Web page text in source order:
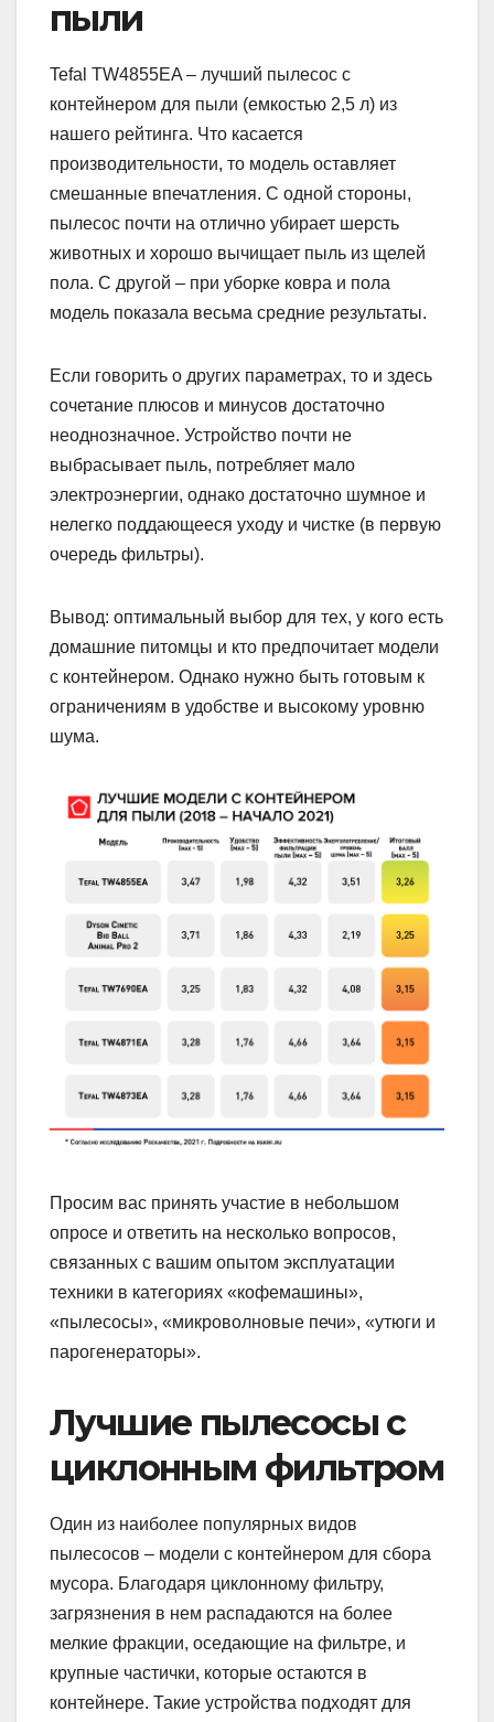
пыли
Tefal TW4855EA – лучший пылесос с
контейнером для пыли (емкостью 2,5 л) из
нашего рейтинга. Что касается
производительности, то модель оставляет
смешанные впечатления. С одной стороны,
пылесос почти на отлично убирает шерсть
животных и хорошо вычищает пыль из щелей
пола. С другой – при уборке ковра и пола
модель показала весьма средние результаты.
Если говорить о других параметрах, то и здесь
сочетание плюсов и минусов достаточно
неоднозначное. Устройство почти не
выбрасывает пыль, потребляет мало
электроэнергии, однако достаточно шумное и
нелегко поддающееся уходу и чистке (в первую
очередь фильтры).
Вывод: оптимальный выбор для тех, у кого есть
домашние питомцы и кто предпочитает модели
с контейнером. Однако нужно быть готовым к
ограничениям в удобстве и высокому уровню
шума.
Просим вас принять участие в небольшом
опросе и ответить на несколько вопросов,
связанных с вашим опытом эксплуатации
техники в категориях «кофемашины»,
«пылесосы», «микроволновые печи», «утюги и
парогенераторы».
Лучшие пылесосы с
циклонным фильтром
Один из наиболее популярных видов
пылесосов – модели с контейнером для сбора
мусора. Благодаря циклонному фильтру,
загрязнения в нем распадаются на более
мелкие фракции, оседающие на фильтре, и
крупные частички, которые остаются в
контейнере. Такие устройства подходят для